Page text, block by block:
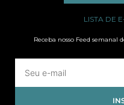
LISTA DE
Receba nosso Feed